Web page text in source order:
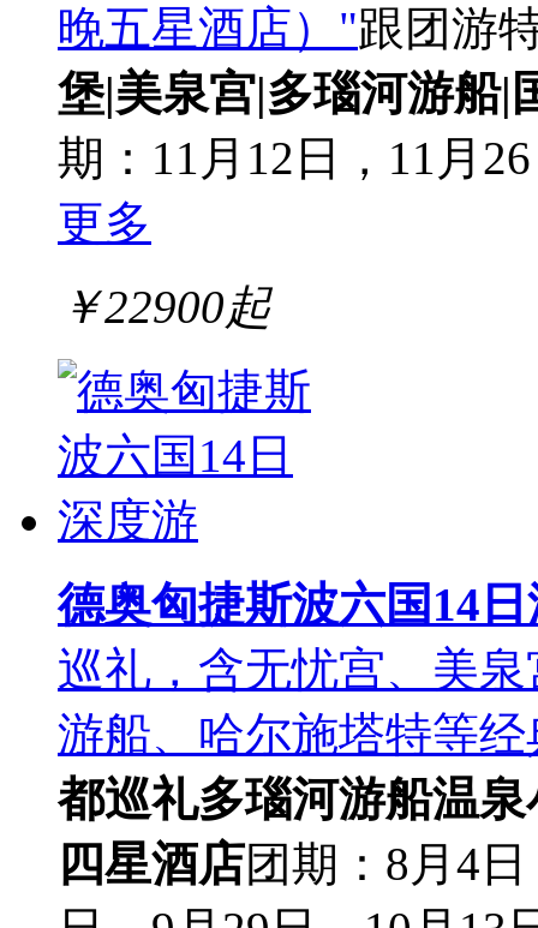
晚五星酒店）"跟团游
堡|美泉宫|多瑙河游船|
期：11月12日，11月
更多
￥22900起
德奥匈捷斯波六国14
巡礼，含无忧宫、美
游船、哈尔施塔特等
都巡礼多瑙河游船温泉
四星酒店团期：8月4